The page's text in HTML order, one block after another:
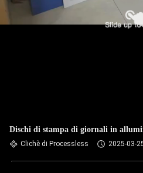
Dischi di stampa di giornali in
Clichè di Processless 2025-03-